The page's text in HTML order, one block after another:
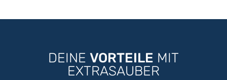
DEINE VORTEILE MIT
EXTRASAUBER